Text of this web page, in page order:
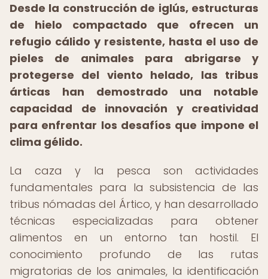
Desde la construcción de iglús, estructuras
de hielo compactado que ofrecen un
refugio cálido y resistente, hasta el uso de
pieles de animales para abrigarse y
protegerse del viento helado, las tribus
árticas han demostrado una notable
capacidad de innovación y creatividad
para enfrentar los desafíos que impone el
clima gélido.
La caza y la pesca son actividades
fundamentales para la subsistencia de las
tribus nómadas del Ártico, y han desarrollado
técnicas especializadas para obtener
alimentos en un entorno tan hostil. El
conocimiento profundo de las rutas
migratorias de los animales, la identificación